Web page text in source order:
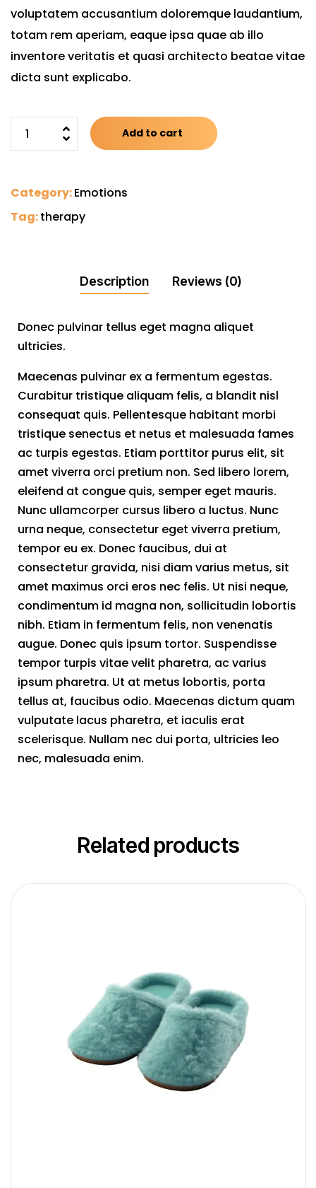
voluptatem accusantium doloremque laudantium,
totam rem aperiam, eaque ipsa quae ab illo
inventore veritatis et quasi architecto beatae vitae
dicta sunt explicabo.
Add to cart
Category:Emotions
Tag:therapy
Description Reviews (0)
Donec pulvinar tellus eget magna aliquet
ultricies.
Maecenas pulvinar ex a fermentum egestas.
Curabitur tristique aliquam felis, a blandit nisl
consequat quis. Pellentesque habitant morbi
tristique senectus et netus et malesuada fames
ac turpis egestas. Etiam porttitor purus elit, sit
amet viverra orci pretium non. Sed libero lorem,
eleifend at congue quis, semper eget mauris.
Nunc ullamcorper cursus libero a luctus. Nunc
urna neque, consectetur eget viverra pretium,
tempor eu ex. Donec faucibus, dui at
consectetur gravida, nisi diam varius metus, sit
amet maximus orci eros nec felis. Ut nisi neque,
condimentum id magna non, sollicitudin lobortis
nibh. Etiam in fermentum felis, non venenatis
augue. Donec quis ipsum tortor. Suspendisse
tempor turpis vitae velit pharetra, ac varius
ipsum pharetra. Ut at metus lobortis, porta
tellus at, faucibus odio. Maecenas dictum quam
vulputate lacus pharetra, et iaculis erat
scelerisque. Nullam nec dui porta, ultricies leo
nec, malesuada enim.
Related products